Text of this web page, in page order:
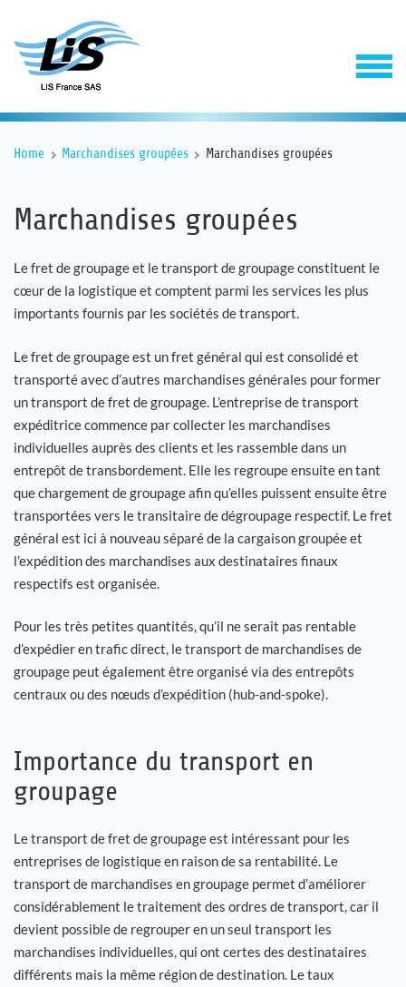
Solutions
Service
Entreprise
Carrière
Références
Actualités
Contact
Home Marchandises groupées Marchandises groupées
Marchandises groupées
Le fret de groupage et le transport de groupage constituent le
cœur de la logistique et comptent parmi les services les plus
importants fournis par les sociétés de transport.
Le fret de groupage est un fret général qui est consolidé et
transporté avec d’autres marchandises générales pour former
un transport de fret de groupage. L’entreprise de transport
expéditrice commence par collecter les marchandises
individuelles auprès des clients et les rassemble dans un
entrepôt de transbordement. Elle les regroupe ensuite en tant
que chargement de groupage afin qu’elles puissent ensuite être
transportées vers le transitaire de dégroupage respectif. Le fret
général est ici à nouveau séparé de la cargaison groupée et
l’expédition des marchandises aux destinataires finaux
respectifs est organisée.
Pour les très petites quantités, qu’il ne serait pas rentable
d’expédier en trafic direct, le transport de marchandises de
groupage peut également être organisé via des entrepôts
centraux ou des nœuds d’expédition (hub-and-spoke).
Importance du transport en
groupage
Le transport de fret de groupage est intéressant pour les
entreprises de logistique en raison de sa rentabilité. Le
transport de marchandises en groupage permet d’améliorer
considérablement le traitement des ordres de transport, car il
devient possible de regrouper en un seul transport les
marchandises individuelles, qui ont certes des destinataires
différents mais la même région de destination. Le taux